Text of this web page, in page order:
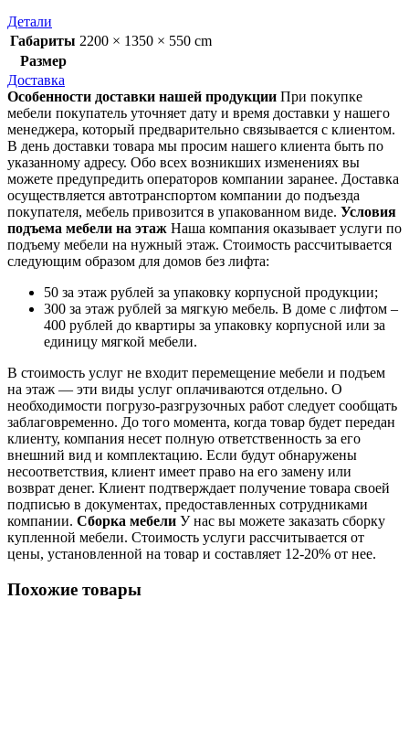
Детали
Габариты 2200 × 1350 × 550 cm
Размер
Доставка
Особенности доставки нашей продукции При покупке
мебели покупатель уточняет дату и время доставки у нашего
менеджера, который предварительно связывается с клиентом.
В день доставки товара мы просим нашего клиента быть по
указанному адресу. Обо всех возникших изменениях вы
можете предупредить операторов компании заранее. Доставка
осуществляется автотранспортом компании до подъезда
покупателя, мебель привозится в упакованном виде. Условия
подъема мебели на этаж Наша компания оказывает услуги по
подъему мебели на нужный этаж. Стоимость рассчитывается
следующим образом для домов без лифта:
50 за этаж рублей за упаковку корпусной продукции;
300 за этаж рублей за мягкую мебель. В доме с лифтом –
400 рублей до квартиры за упаковку корпусной или за
единицу мягкой мебели.
В стоимость услуг не входит перемещение мебели и подъем
на этаж — эти виды услуг оплачиваются отдельно. О
необходимости погрузо-разгрузочных работ следует сообщать
заблаговременно. До того момента, когда товар будет передан
клиенту, компания несет полную ответственность за его
внешний вид и комплектацию. Если будут обнаружены
несоответствия, клиент имеет право на его замену или
возврат денег. Клиент подтверждает получение товара своей
подписью в документах, предоставленных сотрудниками
компании. Сборка мебели У нас вы можете заказать сборку
купленной мебели. Стоимость услуги рассчитывается от
цены, установленной на товар и составляет 12-20% от нее.
Похожие товары